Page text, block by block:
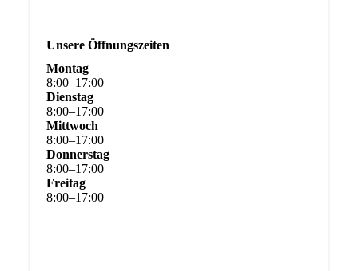
Unsere Öffnungszeiten
Montag
8:00–17:00
Dienstag
8:00–17:00
Mittwoch
8:00–17:00
Donnerstag
8:00–17:00
Freitag
8:00–17:00